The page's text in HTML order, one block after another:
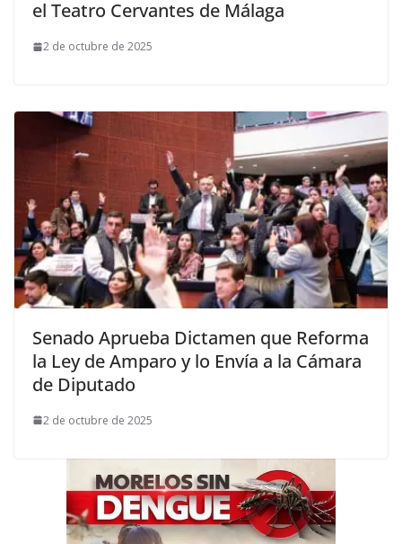
el Teatro Cervantes de Málaga
2 de octubre de 2025
Senado Aprueba Dictamen que Reforma
la Ley de Amparo y lo Envía a la Cámara
de Diputado
2 de octubre de 2025